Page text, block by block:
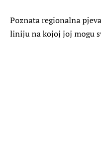
Poznata regionalna
liniju na kojoj joj mogu